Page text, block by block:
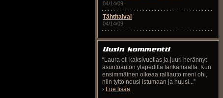
04/14/09
Tähtitaival
04/14/09
“Laura oli kaksivuotias ja juuri herännyt
asuntoauton yläpediltä lankamaalla. Kun
ensimmäinen oikeaa ralliauto meni ohi,
niin tyttö nousi istumaan ja huusi...”
› Lue lisää